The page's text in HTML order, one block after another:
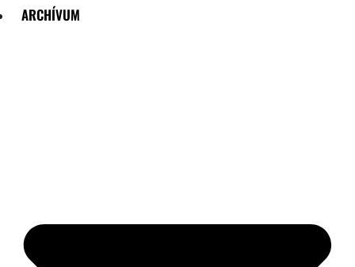
ARCHÍVUM